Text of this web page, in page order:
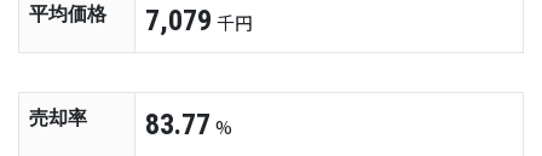
平均価格 7,079 千円
売却率 83.77 %